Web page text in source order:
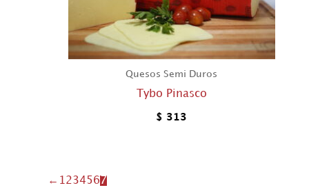
Quesos Semi Duros
Tybo Pinasco
$ 313
← 234 56 7